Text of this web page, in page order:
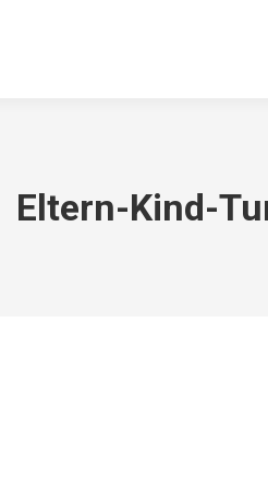
Eltern-Kind-